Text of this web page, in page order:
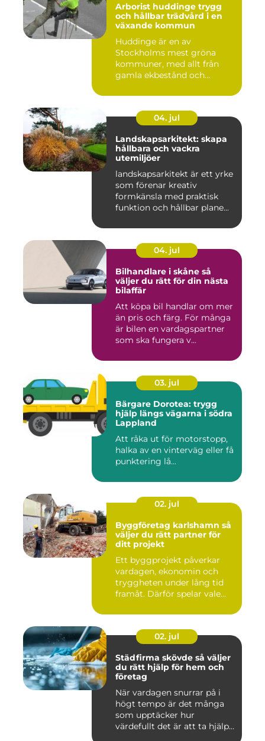
Arborist huddinge trygg
och hållbar trädvård i en
växande kommun
Huddinge är en av
Stockholms mest gröna
kommuner, med allt från
gamla ekbestånd och
04. jul
Landskapsarkitekt: skapa
hållbara och vackra
utemiljöer
landskapsarkitekt är ett yrke
som förenar kreativ
formkänsla med praktisk
funktion och hållbar plane...
04. jul
Bilhandlare i skåne så
väljer du rätt för din nästa
bilaffär
Att köpa bil handlar om mer
än pris och färg. För många
är bilen en vardagspartner
som ska fungera v...
03. jul
Bärgare Dorotea: trygg
hjälp längs vägarna i södra
Lappland
Att råka ut för motorstopp,
halka av en vinterväg eller få
punktering lå...
02. jul
Byggföretag karlshamn så
väljer du rätt partner för
ditt projekt
Ett byggprojekt påverkar
vardagen, ekonomin och
tryggheten under lång tid
framåt. Därför spelar vale...
02. jul
Städfirma skövde så väljer
du rätt hjälp för hem och
företag
När vardagen snurrar på i
högt tempo är det många
som upptäcker hur
värdefullt det är att ta hjälp